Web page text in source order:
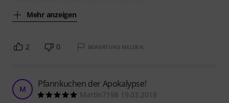
Mehr anzeigen
2 0 BEWERTUNG MELDEN
M Pfannkuchen der Apokalypse!
Martin7198 19.03.2018